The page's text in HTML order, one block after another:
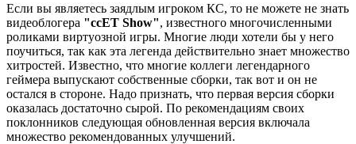
Если вы являетесь заядлым игроком КС, то не можете не знать
видеоблогера "ccET Show", известного многочисленными
роликами виртуозной игры. Многие люди хотели бы у него
поучиться, так как эта легенда действительно знает множество
хитростей. Известно, что многие коллеги легендарного
геймера выпускают собственные сборки, так вот и он не
остался в стороне. Надо признать, что первая версия сборки
оказалась достаточно сырой. По рекомендациям своих
поклонников следующая обновленная версия включала
множество рекомендованных улучшений.